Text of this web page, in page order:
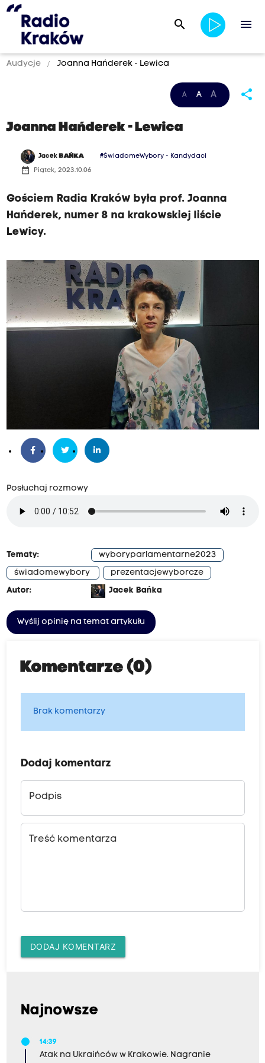
search menu
Audycje Joanna Hańderek - Lewica
A A A share
Joanna Hańderek - Lewica
Jacek BAŃKA #ŚwiadomeWybory - Kandydaci
date_range Piątek, 2023.10.06
Gościem Radia Kraków była prof. Joanna
Hańderek, numer 8 na krakowskiej liście
Lewicy.
Posłuchaj rozmowy
Tematy:
wyboryparlamentarne2023
świadomewybory
prezentacjewyborcze
Autor:
Jacek Bańka
Wyślij opinię na temat artykułu
Komentarze (0)
Brak komentarzy
Dodaj komentarz
Podpis
Treść komentarza
DODAJ KOMENTARZ
Najnowsze
14:39
Atak na Ukraińców w Krakowie. Nagranie